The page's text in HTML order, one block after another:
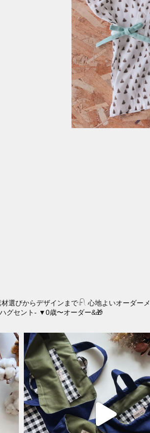
材選びからデザインまで𓍯 心地よいオーダー
グセント- ▼0歳〜オーダー&🎁